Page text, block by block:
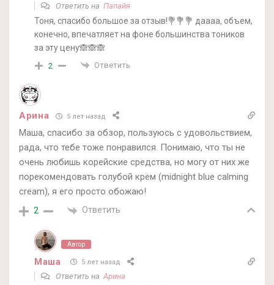
Ответить на Папайя
Тоня, спасибо большое за отзыв!💐💐💐 даааа, объем,
конечно, впечатляет на фоне большинства тоников
за эту цену🙈🙈🙈
2 Ответить
Арина 5 лет назад
Маша, спасибо за обзор, пользуюсь с удовольствием,
рада, что тебе тоже понравился. Понимаю, что ты не
очень любишь корейские средства, но могу от них же
порекомендовать голубой крем (midnight blue calming
cream), я его просто обожаю!
2 Ответить
Автор
Маша 5 лет назад
Ответить на Арина